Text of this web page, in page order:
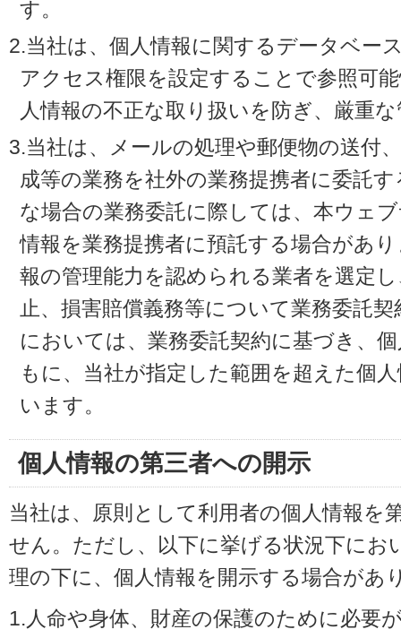
す。
2.当社は、個人情報に関するデータベー
アクセス権限を設定することで参照可
人情報の不正な取り扱いを防ぎ、厳重
3.当社は、メールの処理や郵便物の送付
成等の業務を社外の業務提携者に委託
な場合の業務委託に際しては、本ウェ
情報を業務提携者に預託する場合があ
報の管理能力を認められる業者を選定
止、損害賠償義務等について業務委託
においては、業務委託契約に基づき、
もに、当社が指定した範囲を超えた個
います。
個人情報の第三者への開示
当社は、原則として利用者の個人情報を
せん。ただし、以下に挙げる状況下にお
理の下に、個人情報を開示する場合があ
1.人命や身体、財産の保護のために必要